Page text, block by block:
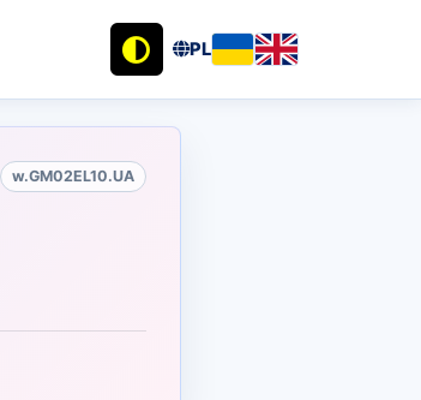
PL
w.GM02EL10.UA